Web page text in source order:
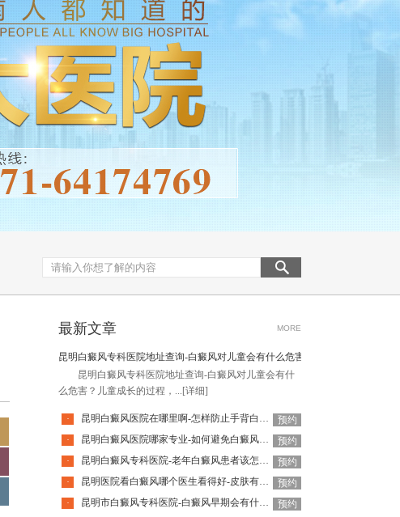
最新文章 MORE
昆明白癜风专科医院地址查询-白癜风对儿童会有什么危害
昆明白癜风专科医院地址查询-白癜风对儿童会有什
么危害？儿童成长的过程，... [详细]
· 昆明白癜风医院在哪里啊-怎样防止手背白癜风扩散呢
预约
·
昆明白癜风医院哪家专业-如何避免白癜风复发呢
预约
·
昆明白癜风专科医院-老年白癜风患者该怎么有效应对疾病
预约
·
昆明医院看白癜风哪个医生看得好-皮肤有白癜风后该怎么护理
预约
·
昆明市白癜风专科医院-白癜风早期会有什么症状
预约